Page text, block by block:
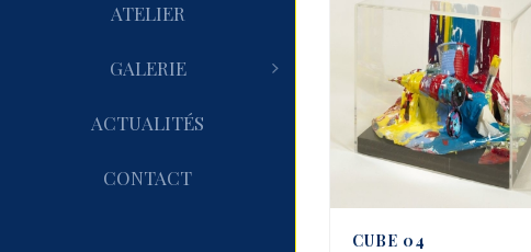
ATELIER
GALERIE
ACTUALITÉS
CONTACT
CUBE 04